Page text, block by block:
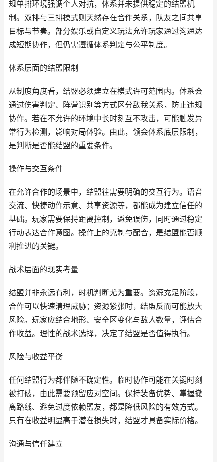
规单排环境强调个人对抗，体系并未提供稳定的结盟机
制。双排与三排模式则天然存在合作关系，队友之间共享
目标与节奏。部分娱乐或自定义玩法允许玩家通过沟通达
成短期协作，但仍需遵循体系判定与公平制度。
体系层面的结盟限制
从制度角度看，结盟必须建立在模式许可范围内。体系会
通过伤害判定、阵营识别等方式区分敌我关系，防止违规
协作。若在不允许的环境中长时刻互不攻击，可能触发异
常行为检测，影响对局体验。由此，领会体系底层限制，
是判断是否能结盟的重要条件。
操作与交互条件
在允许合作的场景中，结盟往需要明确的交互行为。语音
交流、快捷动作示意、共享资源等，都能成为建立信任的
基础。玩家需要保持距离控制，避免误伤，同时通过稳定
行动表达合作意图。操作上的克制与配合，是结盟能否顺
利推进的关键。
战术层面的现实考量
结盟并非永远有利，时机判断尤为重要。资源充足阶段，
合作可以快速清理威胁；资源紧张时，结盟反而可能放大
风险。玩家应结合地形、安全区变化与敌人数量，评估合
作收益。理性的战术选择，决定了结盟是否值得执行。
风险与收益平衡
任何结盟行为都伴随不确定性。临时协作可能在关键时刻
被打破，由此需要预留应对空间。保持装备优势、掌握撤
离路线、避免过度依赖盟友，都是降低风险的有效方式。
只有在收益明显高于潜在损失时，结盟才具备实际价格。
沟通与信任建立